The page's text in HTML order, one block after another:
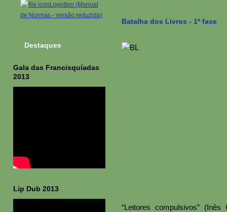
Batalha dos Livros - 1ª fase
“Leitores compulsivos”
Logotipo (Manual
de Normas - versão reduzida)
Destaques
Gala das Francisquíadas
2013
Lip Dub 2013